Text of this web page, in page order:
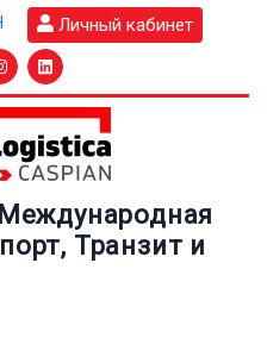
Личный кабинет
Транзит и